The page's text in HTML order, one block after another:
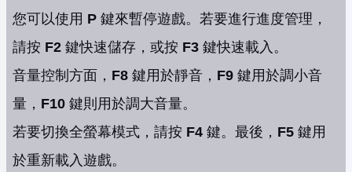
您可以使用 P 鍵來暫停遊戲。若要進行進度管理，
請按 F2 鍵快速儲存，或按 F3 鍵快速載入。
音量控制方面， F8 鍵用於靜音， F9 鍵用於調小音
量， F10 鍵則用於調大音量。
若要切換全螢幕模式，請按 F4 鍵。最後， F5 鍵用
於重新載入遊戲。